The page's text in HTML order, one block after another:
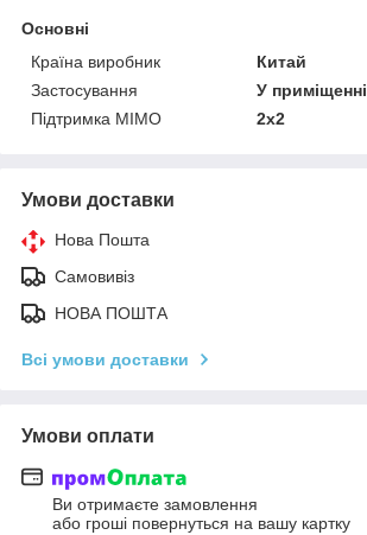
Основні
Країна виробник
Китай
Застосування
У приміщенні
Підтримка MIMO
2x2
Умови доставки
Нова Пошта
Самовивіз
НОВА ПОШТА
Всі умови доставки
Умови оплати
Ви отримаєте замовлення
або гроші повернуться на вашу картку